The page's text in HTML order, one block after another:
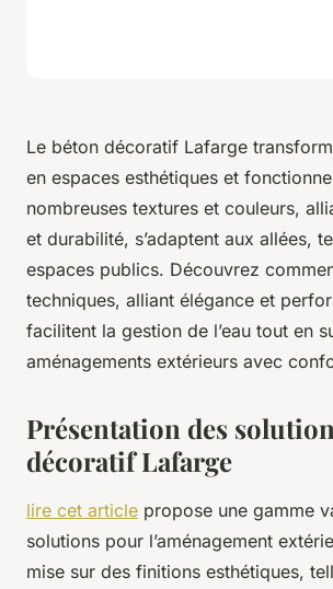
Le béton décoratif Lafarge
en espaces esthétiques et
nombreuses textures et couleurs,
et durabilité, s’adaptent aux allées,
espaces publics. Découvrez
techniques, alliant élégance et
facilitent la gestion de l’eau tout en
aménagements extérieurs avec
Présentation des
décoratif Lafarge
lire cet article propose une gamme
solutions pour l’aménagement
mise sur des finitions esthétiques,